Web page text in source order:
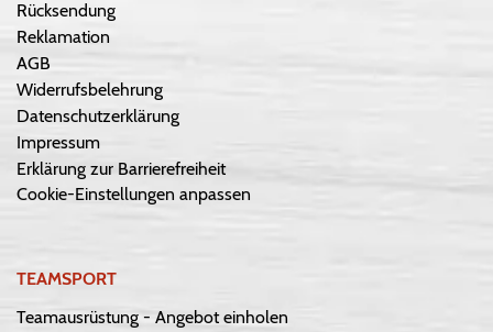
Rücksendung
Reklamation
AGB
Widerrufsbelehrung
Datenschutzerklärung
Impressum
Erklärung zur Barrierefreiheit
Cookie-Einstellungen anpassen
TEAMSPORT
Teamausrüstung - Angebot einholen